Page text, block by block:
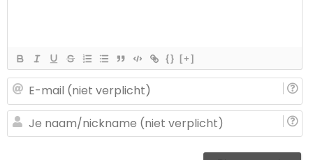
{} [+]